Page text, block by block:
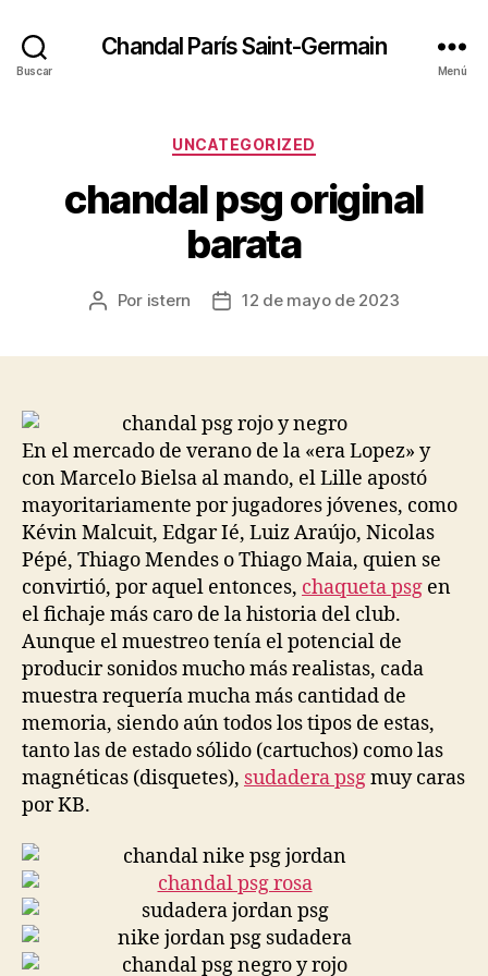
Buscar
Chandal París Saint-Germain
Menú
Categorías
UNCATEGORIZED
chandal psg original
barata
Autor
Por istern
Fecha12 de mayo de 2023
En el mercado de verano de la «era Lopez» y
con Marcelo Bielsa al mando, el Lille apostó
mayoritariamente por jugadores jóvenes, como
Kévin Malcuit, Edgar Ié, Luiz Araújo, Nicolas
Pépé, Thiago Mendes o Thiago Maia, quien se
convirtió, por aquel entonces, chaqueta psg en
el fichaje más caro de la historia del club.
Aunque el muestreo tenía el potencial de
producir sonidos mucho más realistas, cada
muestra requería mucha más cantidad de
memoria, siendo aún todos los tipos de estas,
tanto las de estado sólido (cartuchos) como las
magnéticas (disquetes), sudadera psgmuy caras
por KB.